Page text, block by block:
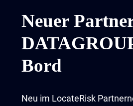
Neuer
Bord
Neu im LocateRisk